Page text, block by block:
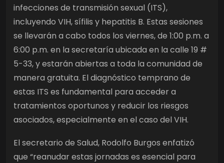
infecciones de transmisión sexual (ITS),
incluyendo VIH, sífilis y hepatitis B. Estas sesiones
se llevarán a cabo todos los viernes, de 1:00 p.m. a
6:00 p.m. en la secretaría ubicada en la calle 19 #
5-33, y estarán abiertas a toda la comunidad de
manera gratuita. El diagnóstico temprano de
estas ITS es fundamental para acceder a
tratamientos oportunos y reducir los riesgos
asociados, especialmente en el caso del VIH.
El secretario de Salud, Rodolfo Burgos enfatizó
que “reanudar estas jornadas es esencial para